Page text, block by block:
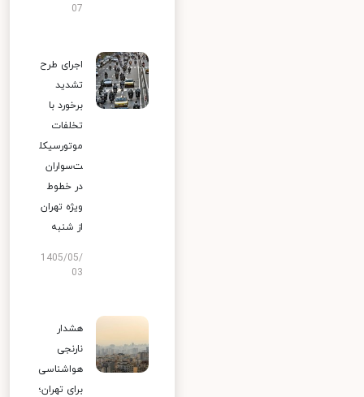
07
اجرای طرح
تشدید
برخورد با
تخلفات
موتورسیکل
ت‌سواران
در خطوط
ویژه تهران
از شنبه
1405/05/
03
هشدار
نارنجی
هواشناسی
برای تهران؛